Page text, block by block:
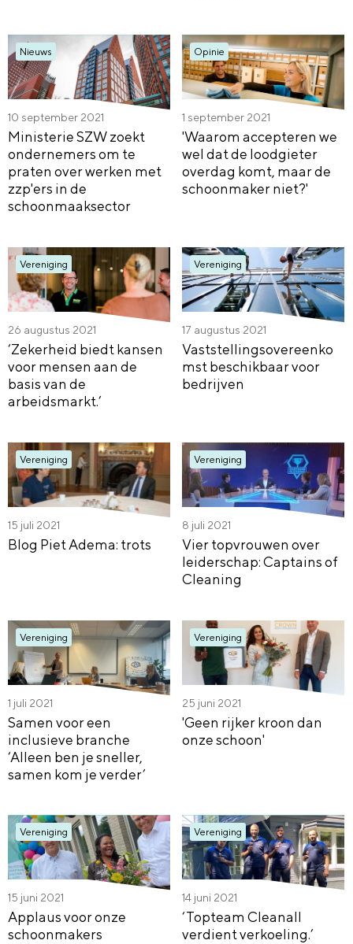
Nieuws
10 september 2021
Ministerie SZW zoekt
ondernemers om te
praten over werken met
zzp'ers in de
schoonmaaksector
Opinie
1 september 2021
'Waarom accepteren we
wel dat de loodgieter
overdag komt, maar de
schoonmaker niet?'
Vereniging
26 augustus 2021
‘Zekerheid biedt kansen
voor mensen aan de
basis van de
arbeidsmarkt.’
Vereniging
17 augustus 2021
Vaststellingsovereenko
mst beschikbaar voor
bedrijven
Vereniging
15 juli 2021
Blog Piet Adema: trots
Vereniging
8 juli 2021
Vier topvrouwen over
leiderschap: Captains of
Cleaning
Vereniging
1 juli 2021
Samen voor een
inclusieve branche
‘Alleen ben je sneller,
samen kom je verder’
Vereniging
25 juni 2021
'Geen rijker kroon dan
onze schoon'
Vereniging
15 juni 2021
Applaus voor onze
schoonmakers
Vereniging
14 juni 2021
‘Topteam Cleanall
verdient verkoeling.’